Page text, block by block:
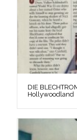
DIE
Hollywoodland